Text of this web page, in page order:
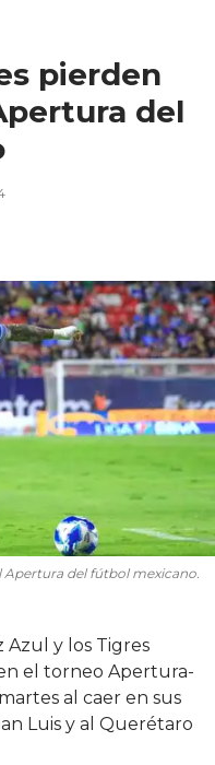
pierden
del
Apertura del fútbol mexicano.
Azul y los Tigres
el torneo Apertura-
al caer en sus
Luis y al Querétaro